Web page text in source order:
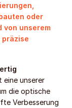
oder
von unserem
eine unserer
die optische
Verbesserung